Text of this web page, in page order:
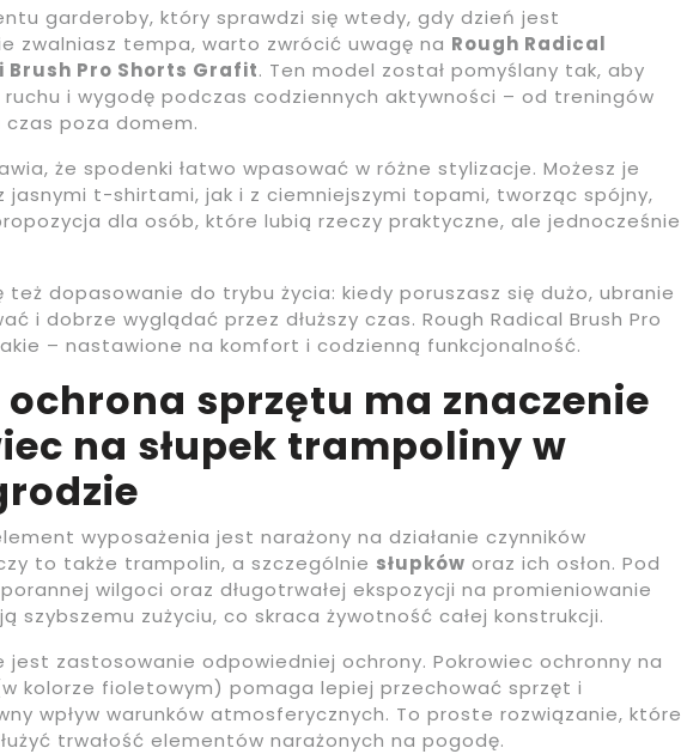
garderoby, który sprawdzi się wtedy, gdy dzień jest
zwalniasz tempa, warto zwrócić uwagę na Rough Radical
Brush Pro Shorts Grafit. Ten model został pomyślany tak, aby
i wygodę podczas codziennych aktywności – od treningów
poza domem.
że spodenki łatwo wpasować w różne stylizacje. Możesz je
jasnymi t-shirtami, jak i z ciemniejszymi topami, tworząc spójny,
dla osób, które lubią rzeczy praktyczne, ale jednocześnie
też dopasowanie do trybu życia: kiedy poruszasz się dużo, ubranie
i dobrze wyglądać przez dłuższy czas. Rough Radical Brush Pro
– nastawione na komfort i codzienną funkcjonalność.
ochrona sprzętu ma znaczenie
na słupek trampoliny w
wyposażenia jest narażony na działanie czynników
to także trampolin, a szczególnie słupków oraz ich osłon. Pod
wilgoci oraz długotrwałej ekspozycji na promieniowanie
szybszemu zużyciu, co skraca żywotność całej konstrukcji.
zastosowanie odpowiedniej ochrony. Pokrowiec ochronny na
kolorze fioletowym) pomaga lepiej przechować sprzęt i
wpływ warunków atmosferycznych. To proste rozwiązanie, które
trwałość elementów narażonych na pogodę.